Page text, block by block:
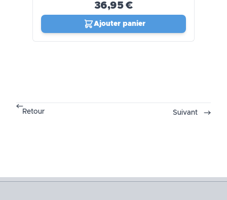
36,95 €
Ajouter panier
Retour Suivant